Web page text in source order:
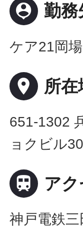
person_pin 勤務
ケア21岡場
place 所在
651-1302
ョクビル
 ア
神戸電鉄